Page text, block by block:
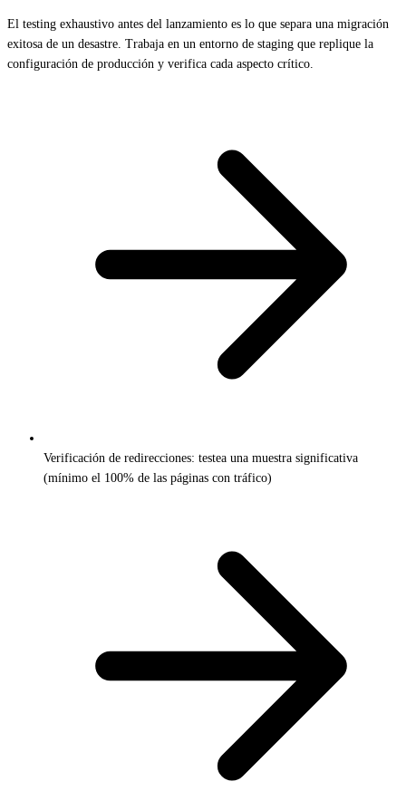
El testing exhaustivo antes del lanzamiento es lo que separa una migración
exitosa de un desastre. Trabaja en un entorno de staging que replique la
configuración de producción y verifica cada aspecto crítico.
Verificación de redirecciones: testea una muestra significativa
(mínimo el 100% de las páginas con tráfico)